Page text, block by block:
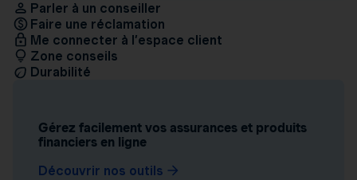
Parler à un conseiller
Faire une réclamation
Me connecter à l’espace client
Zone conseils
Durabilité
Gérez facilement vos assurances et produits
financiers en ligne
Découvrir nos outils